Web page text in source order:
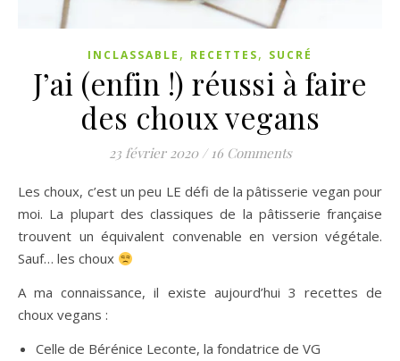
INCLASSABLE , RECETTES, SUCRÉ
J’ai (enfin !) réussi à faire
des choux vegans
23 février 2020 / 16 Comments
Les choux, c’est un peu LE défi de la pâtisserie vegan pour
moi. La plupart des classiques de la pâtisserie française
trouvent un équivalent convenable en version végétale.
Sauf… les choux
A ma connaissance, il existe aujourd’hui 3 recettes de
choux vegans :
Celle de Bérénice Leconte, la fondatrice de VG